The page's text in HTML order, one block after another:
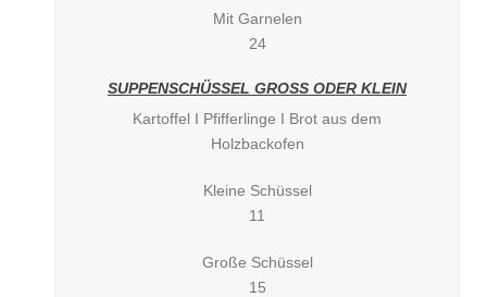
Mit Garnelen
24
SUPPENSCHÜSSEL GROSS ODER KLEIN
Kartoffel I Pfifferlinge I Brot aus dem
Holzbackofen
Kleine Schüssel
11
Große Schüssel
15